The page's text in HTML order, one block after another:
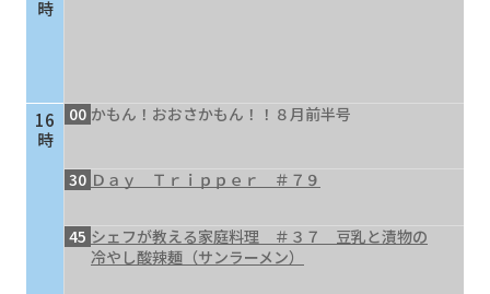
時
16
時
00 かもん！おおさかもん！！８月前半号
30 Ｄａｙ Ｔｒｉｐｐｅｒ ＃７９
45 シェフが教える家庭料理 ＃３７ 豆乳と漬物の
冷やし酸辣麺（サンラーメン）